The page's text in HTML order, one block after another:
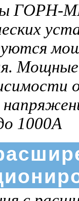
ГОРН-
1000А